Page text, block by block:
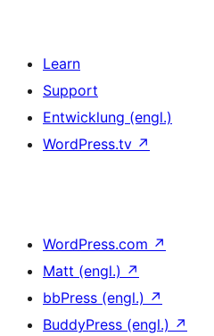
Learn
Support
Entwicklung (engl.)
WordPress.tv ↗
WordPress.com ↗
Matt (engl.) ↗
bbPress (engl.) ↗
BuddyPress (engl.) ↗